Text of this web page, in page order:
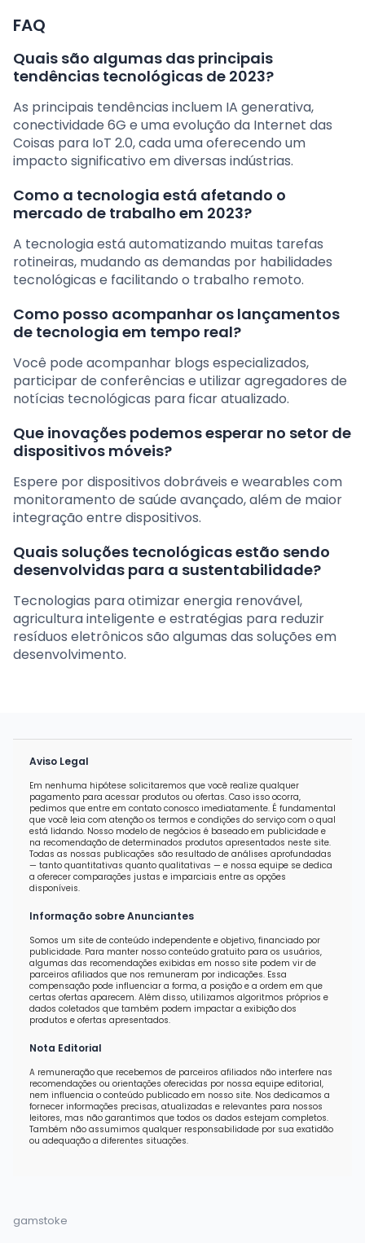
FAQ
Quais são algumas das principais
tendências tecnológicas de 2023?
As principais tendências incluem IA generativa,
conectividade 6G e uma evolução da Internet das
Coisas para IoT 2.0, cada uma oferecendo um
impacto significativo em diversas indústrias.
Como a tecnologia está afetando o
mercado de trabalho em 2023?
A tecnologia está automatizando muitas tarefas
rotineiras, mudando as demandas por habilidades
tecnológicas e facilitando o trabalho remoto.
Como posso acompanhar os lançamentos
de tecnologia em tempo real?
Você pode acompanhar blogs especializados,
participar de conferências e utilizar agregadores de
notícias tecnológicas para ficar atualizado.
Que inovações podemos esperar no setor de
dispositivos móveis?
Espere por dispositivos dobráveis e wearables com
monitoramento de saúde avançado, além de maior
integração entre dispositivos.
Quais soluções tecnológicas estão sendo
desenvolvidas para a sustentabilidade?
Tecnologias para otimizar energia renovável,
agricultura inteligente e estratégias para reduzir
resíduos eletrônicos são algumas das soluções em
desenvolvimento.
Aviso Legal
Em nenhuma hipótese solicitaremos que você realize qualquer
pagamento para acessar produtos ou ofertas. Caso isso ocorra,
pedimos que entre em contato conosco imediatamente. É fundamental
que você leia com atenção os termos e condições do serviço com o qual
está lidando. Nosso modelo de negócios é baseado em publicidade e
na recomendação de determinados produtos apresentados neste site.
Todas as nossas publicações são resultado de análises aprofundadas
— tanto quantitativas quanto qualitativas — e nossa equipe se dedica
a oferecer comparações justas e imparciais entre as opções
disponíveis.
Informação sobre Anunciantes
Somos um site de conteúdo independente e objetivo, financiado por
publicidade. Para manter nosso conteúdo gratuito para os usuários,
algumas das recomendações exibidas em nosso site podem vir de
parceiros afiliados que nos remuneram por indicações. Essa
compensação pode influenciar a forma, a posição e a ordem em que
certas ofertas aparecem. Além disso, utilizamos algoritmos próprios e
dados coletados que também podem impactar a exibição dos
produtos e ofertas apresentados.
Nota Editorial
A remuneração que recebemos de parceiros afiliados não interfere nas
recomendações ou orientações oferecidas por nossa equipe editorial,
nem influencia o conteúdo publicado em nosso site. Nos dedicamos a
fornecer informações precisas, atualizadas e relevantes para nossos
leitores, mas não garantimos que todos os dados estejam completos.
Também não assumimos qualquer responsabilidade por sua exatidão
ou adequação a diferentes situações.
gamstoke